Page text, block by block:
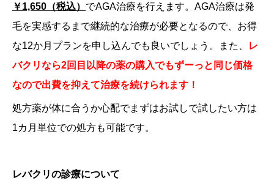
￥1,650（税込） でAGA治療を行えます。AGA治療は発
毛を実感するまで継続的な治療が必要となるので、お得
な12か月プランを申し込んでも良いでしょう。また、
レ
バクリなら2回目以降の薬の購入でもずーっと同じ価格
なので出費を抑えて治療を続けられます！
処方薬が体に合うか心配でまずはお試しで試したい方は
1カ月単位での処方も可能です。
レバクリの診療について